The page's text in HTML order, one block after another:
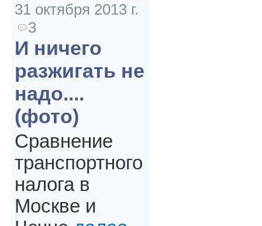
31 октября 2013 г.
3
И ничего
разжигать не
надо....
(фото)
Сравнение
транспортного
налога в
Москве и